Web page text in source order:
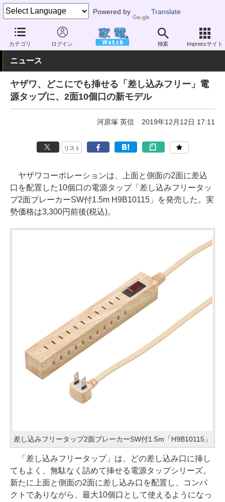
Powered by Translate
カテゴリ ログイン 検索 Impressサイト
家電 Watch 生活家電 電池・タップ タップ
ニュース
ヤザワ、どこにでも挿せる「差し込みフリー」電
源タップに、2面10個口の新モデル
河原塚 英信 2019年12月12日 17:11
リスト
ヤザワコーポレーションは、上面と側面の2面に差込
口を配置した10個口の電源タップ「差し込みフリータッ
プ2面ブレーカーSW付1.5m H9B10115」を発売した。実
勢価格は3,300円前後(税込)。
差し込みフリータップ2面ブレーカーSW付1.5m「H9B10115」
「差し込みフリータップ」は、どの差し込み口に挿し
てもよく、無駄なく詰めて挿せる電源タップシリーズ。
新たに上面と側面の2面に差し込み口を配置し、コンパ
クトでありながら、最大10個口として使えるようになっ